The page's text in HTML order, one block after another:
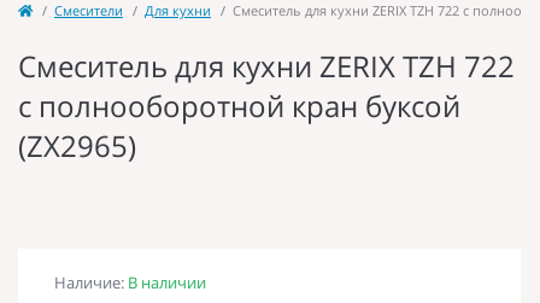
Cмесители Для кухни Смеситель для кухни ZERIX TZH 722 с
Смеситель для кухни ZERIX TZH 722
с полнооборотной кран буксой
(ZX2965)
Наличие: В наличии